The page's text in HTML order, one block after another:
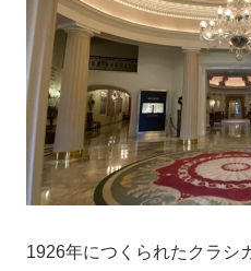
1926年につくられたクラシ